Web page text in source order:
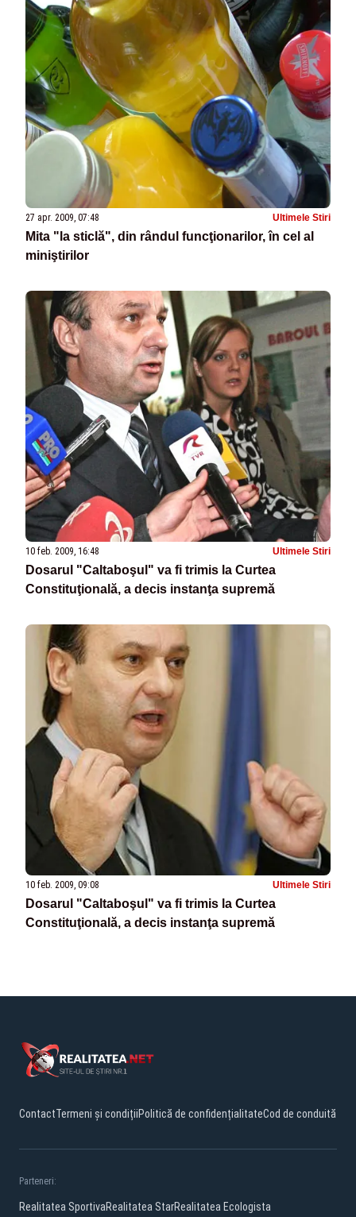
27 apr. 2009, 07:48 Ultimele Stiri
Mita "la sticlă", din rândul funcţionarilor, în cel al
miniştirilor
10 feb. 2009, 16:48 Ultimele Stiri
Dosarul "Caltaboşul" va fi trimis la Curtea
Constituţională, a decis instanţa supremă
10 feb. 2009, 09:08 Ultimele Stiri
Dosarul "Caltaboşul" va fi trimis la Curtea
Constituţională, a decis instanţa supremă
ContactTermeni și condițiiPolitică de confidențialitateCod de conduită
Parteneri:
Realitatea SportivaRealitatea StarRealitatea Ecologista